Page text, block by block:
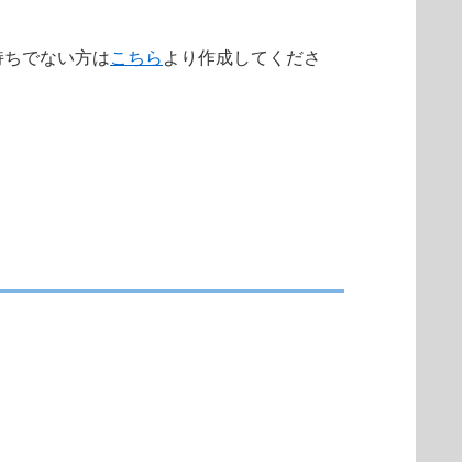
でない方はこちら より作成してくださ